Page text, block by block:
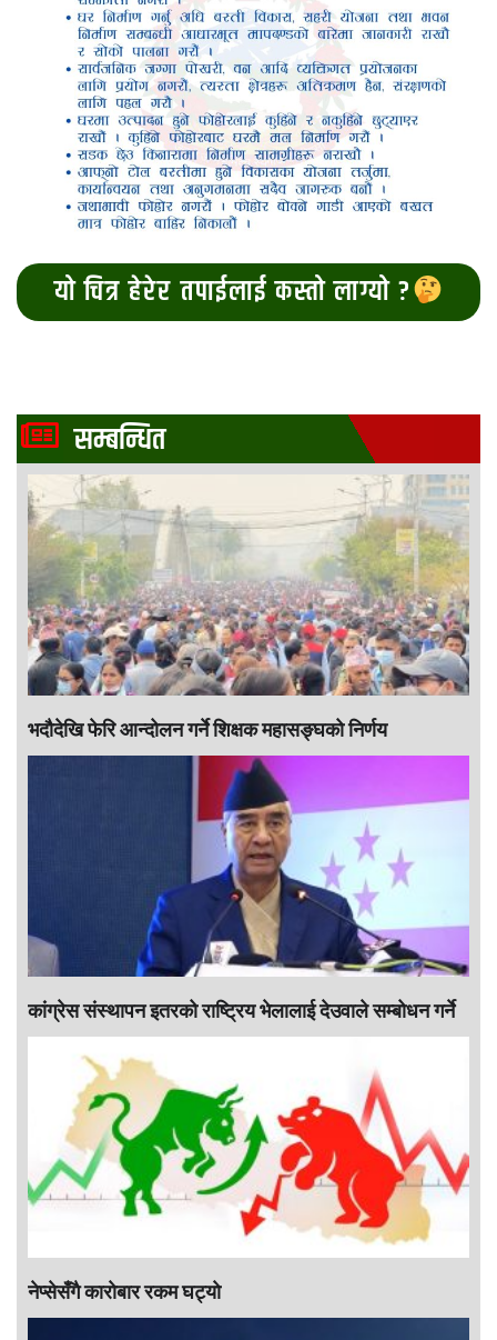
यो चित्र हेरेर तपाईलाई कस्तो लाग्यो ?
सम्बन्धित
भदौदेखि फेरि आन्दोलन गर्ने शिक्षक महासङ्घको निर्णय
कांग्रेस संस्थापन इतरको राष्ट्रिय भेलालाई देउवाले सम्बोधन गर्ने
नेप्सेसँगै काराेबार रकम घट्याे